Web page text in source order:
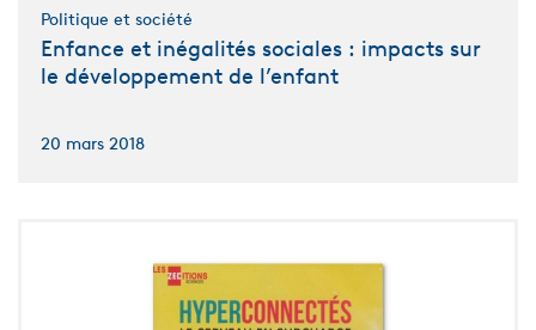
Politique et société
Enfance et inégalités sociales : impacts sur
le développement de l’enfant
20 mars 2018